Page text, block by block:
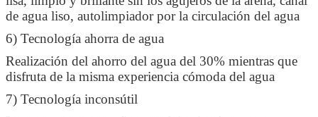
de agua liso, autolimpiador por la circulación del agua
6) Tecnología ahorra de agua
Realización del ahorro del agua del 30% mientras que
disfruta de la misma experiencia cómoda del agua
7) Tecnología inconsútil